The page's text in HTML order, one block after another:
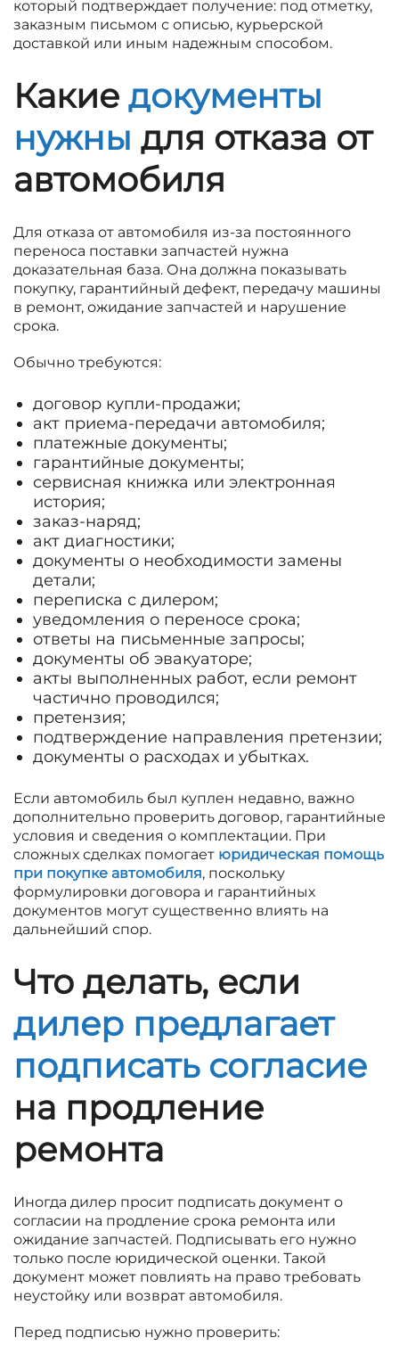
который подтверждает получение: под отметку,
заказным письмом с описью, курьерской
доставкой или иным надежным способом.
Какие документы
нужны для отказа от
автомобиля
Для отказа от автомобиля из-за постоянного
переноса поставки запчастей нужна
доказательная база. Она должна показывать
покупку, гарантийный дефект, передачу машины
в ремонт, ожидание запчастей и нарушение
срока.
Обычно требуются:
договор купли-продажи;
акт приема-передачи автомобиля;
платежные документы;
гарантийные документы;
сервисная книжка или электронная
история;
заказ-наряд;
акт диагностики;
документы о необходимости замены
детали;
переписка с дилером;
уведомления о переносе срока;
ответы на письменные запросы;
документы об эвакуаторе;
акты выполненных работ, если ремонт
частично проводился;
претензия;
подтверждение направления претензии;
документы о расходах и убытках.
Если автомобиль был куплен недавно, важно
дополнительно проверить договор, гарантийные
условия и сведения о комплектации. При
сложных сделках помогает юридическая помощь
при покупке автомобиля, поскольку
формулировки договора и гарантийных
документов могут существенно влиять на
дальнейший спор.
Что делать, если
дилер предлагает
подписать согласие
на продление
ремонта
Иногда дилер просит подписать документ о
согласии на продление срока ремонта или
ожидание запчастей. Подписывать его нужно
только после юридической оценки. Такой
документ может повлиять на право требовать
неустойку или возврат автомобиля.
Перед подписью нужно проверить: